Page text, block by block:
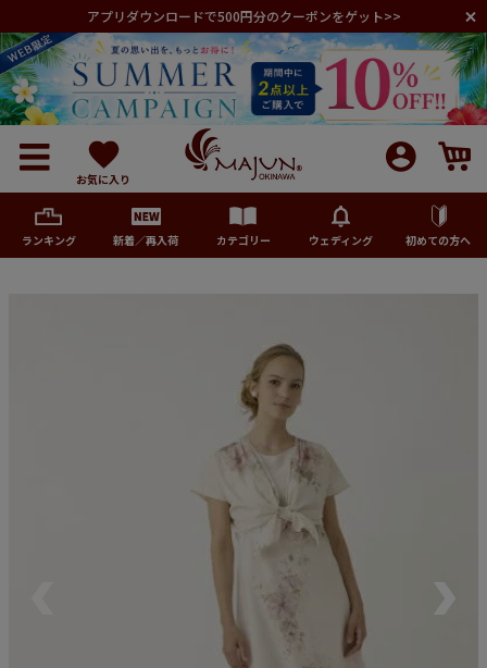
アプリダウンロードで500円分のクーポンをゲット>>
お気に入り
ランキング 新着／再入荷 カテゴリー ウェディング 初めての方へ